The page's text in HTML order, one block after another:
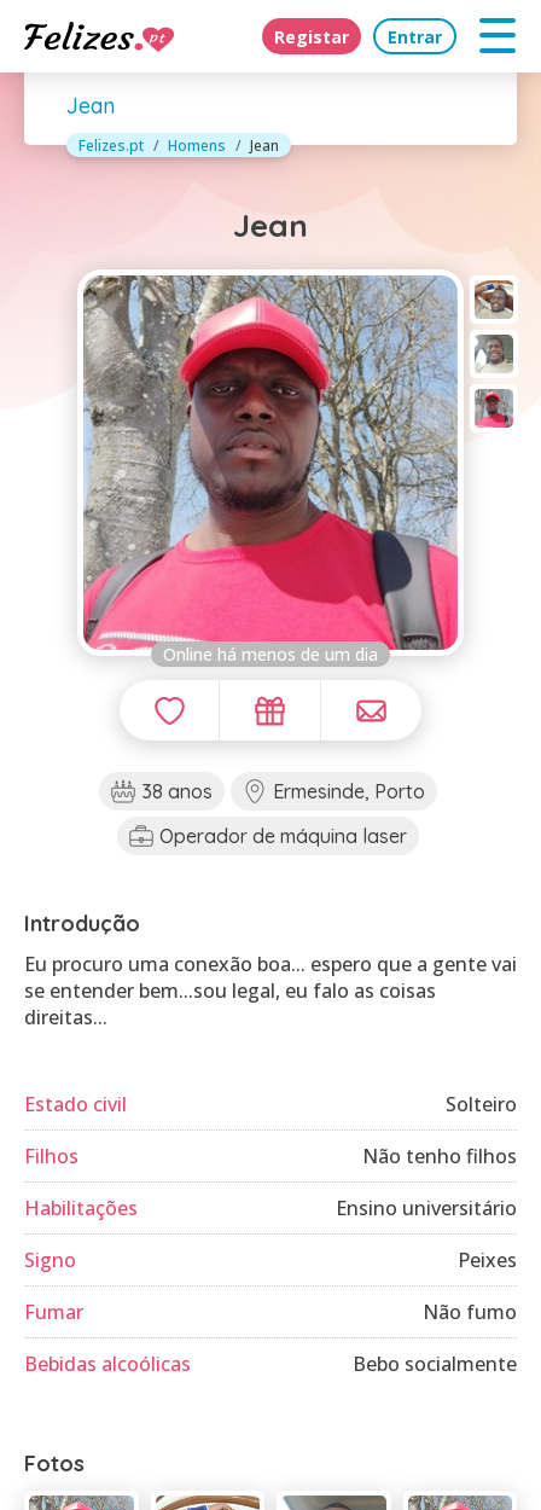
Registar Entrar
Jean
Felizes.pt Homens Jean
Jean
Online há menos de um dia
38 anos
Ermesinde, Porto
Operador de máquina laser
Introdução
Eu procuro uma conexão boa... espero que a gente vai
se entender bem...sou legal, eu falo as coisas
direitas...
Estado civil
Solteiro
Filhos
Não tenho filhos
Habilitações
Ensino universitário
Signo
Peixes
Fumar
Não fumo
Bebidas alcoólicas
Bebo socialmente
Fotos